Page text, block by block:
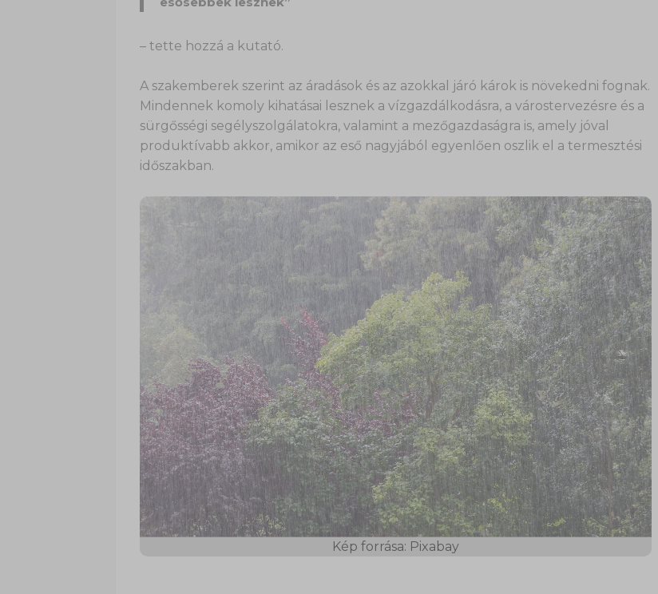
– tette hozzá a kutató.
A szakemberek szerint az áradások és az azokkal járó károk is növekedni fognak.
Mindennek komoly kihatásai lesznek a vízgazdálkodásra, a várostervezésre és a
sürgősségi segélyszolgálatokra, valamint a mezőgazdaságra is, amely jóval
produktívabb akkor, amikor az eső nagyjából egyenlően oszlik el a termesztési
időszakban.
Kép forrása: Pixabay